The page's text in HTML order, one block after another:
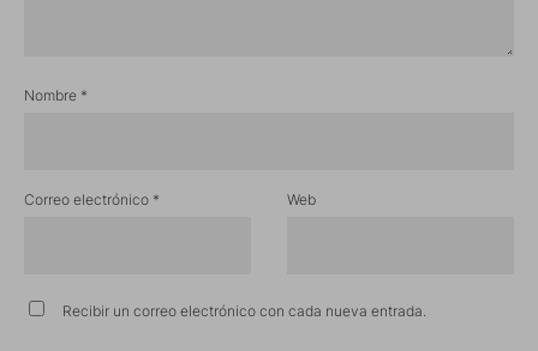
Nombre *
Correo electrónico * Web
Recibir un correo electrónico con cada nueva entrada.